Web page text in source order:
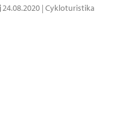
24.08.2020 | Cykloturistika